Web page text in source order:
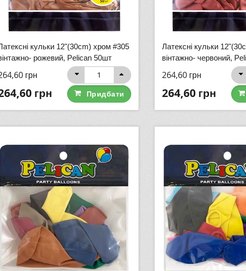
кульки 12"(30cm) хром #305
рожевий, Pelican 50шт
грн
грн Придбати
Латексні кульки
вінтажно- червоний,
264,60 грн
264,60 грн